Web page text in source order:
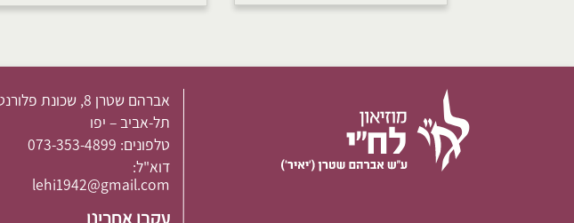
אברהם שטרן 8, שכונת פלורנטין,
תל-אביב – יפו
טלפונים: 073-353-4899
דוא"ל:
lehi1942@gmail.com
עקבו אחרינו